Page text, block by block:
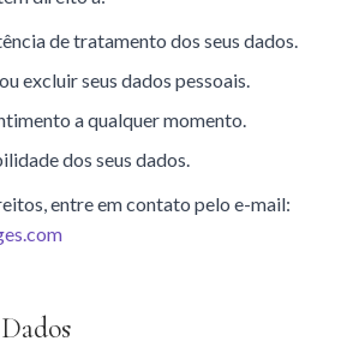
de tratamento dos seus dados.
excluir seus dados pessoais.
a qualquer momento.
dos seus dados.
entre em contato pelo e-mail: